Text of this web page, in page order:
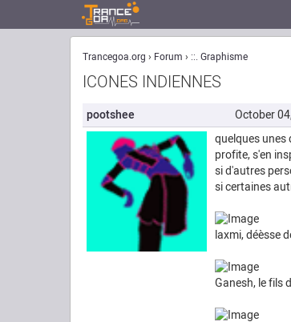
Trancegoa.org Forum ::. Graphisme
ICONES INDIENNES
pootshee October
quelques unes
profite, s'en
si d'autres
si certaines
laxmi, déèsse
Ganesh, le fils